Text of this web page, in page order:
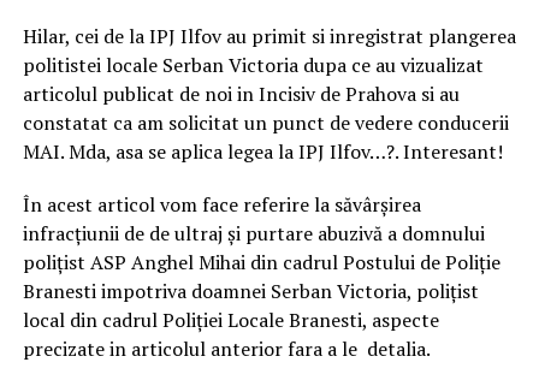
Hilar, cei de la IPJ Ilfov au primit si inregistrat plangerea
politistei locale Serban Victoria dupa ce au vizualizat
articolul publicat de noi in Incisiv de Prahova si au
constatat ca am solicitat un punct de vedere conducerii
MAI. Mda, asa se aplica legea la IPJ Ilfov…?. Interesant!
În acest articol vom face referire la săvârșirea
infracțiunii de de ultraj și purtare abuzivă a domnului
polițist ASP Anghel Mihai din cadrul Postului de Poliție
Branesti impotriva doamnei Serban Victoria, polițist
local din cadrul Poliției Locale Branesti, aspecte
precizate in articolul anterior fara a le detalia.